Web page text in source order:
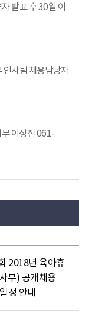
발표 후 30일 이
인사팀 채용담당자
이성진 061-
2018년 육아휴
부) 공개채용
정 안내